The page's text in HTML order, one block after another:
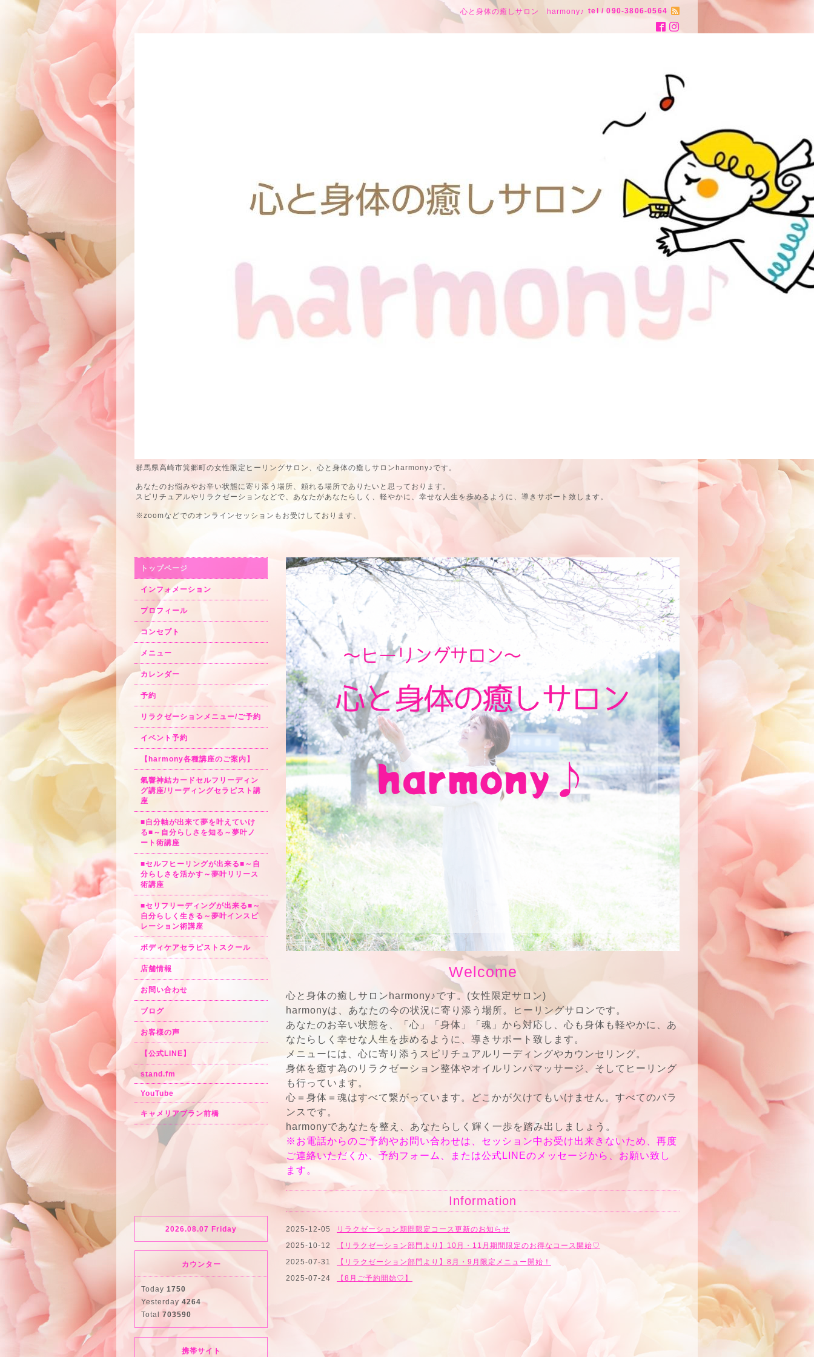
心と身体の癒しサロン harmony♪ tel / 090-3806-0564
群馬県高崎市箕郷町の女性限定ヒーリングサロン、心と身体の癒しサロンharmony♪です。
あなたのお悩みやお辛い状態に寄り添う場所、頼れる場所でありたいと思っております。
スピリチュアルやリラクゼーションなどで、あなたがあなたらしく、軽やかに、幸せな人生を歩めるように、導きサポート致します。
※zoomなどでのオンラインセッションもお受けしております、
Welcome
心と身体の癒しサロンharmony♪です。(女性限定サロン)
harmonyは、あなたの今の状況に寄り添う場所。ヒーリングサロンです。
あなたのお辛い状態を、「心」「身体」「魂」から対応し、心も身体も軽やかに、あ
なたらしく幸せな人生を歩めるように、導きサポート致します。
メニューには、心に寄り添うスピリチュアルリーディングやカウンセリング。
身体を癒す為のリラクゼーション整体やオイルリンパマッサージ、そしてヒーリング
も行っています。
心＝身体＝魂はすべて繋がっています。どこかが欠けてもいけません。すべてのバラ
ンスです。
harmonyであなたを整え、あなたらしく輝く 一歩を踏み出しましょう。
※お電話からのご予約やお問い合わせは、セッション中お受け出来きないため、再度
ご連絡いただくか、予約フォーム、または公式LINEのメッセージから、お願い致し
ます。
Information
2025-12-05
リラクゼーション期間限定コース更新のお知らせ
2025-10-12
【リラクゼーション部門より】10月・11月期間限定のお得なコース開始♡‬
2025-07-31
【リラクゼーション部門より】8月・9月限定メニュー開始！
2025-07-24
【8月ご予約開始♡】
トップページ
インフォメーション
プロフィール
コンセプト
メニュー
カレンダー
予約
リラクゼーションメニュー/ご予約
イベント予約
【harmony各種講座のご案内】
氣響神結カードセルフリーディン
グ講座/リーディングセラピスト講
座
■自分軸が出来て夢を叶えていけ
る■～自分らしさを知る～夢叶ノ
ート術講座
■セルフヒーリングが出来る■～自
分らしさを活かす～夢叶リリース
術講座
■セリフリーディングが出来る■～
自分らしく生きる～夢叶インスピ
レーション術講座
ボディケアセラピストスクール
店舗情報
お問い合わせ
ブログ
お客様の声
【公式LINE】
stand.fm
YouTube
キャメリアブラン前橋
2026.08.07 Friday
カウンター
Today 1750
Yesterday 4264
Total 703590
携帯サイト